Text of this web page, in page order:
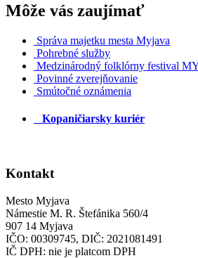
Môže vás zaujímať
Správa majetku mesta Myjava
Pohrebné služby
Medzinárodný folklórny festival
Povinné zverejňovanie
Smútočné oznámenia
Kopaničiarsky kuriér
Kontakt
Mesto Myjava
Námestie M. R. Štefánika 560/4
907 14 Myjava
IČO: 00309745, DIČ: 2021081491
IČ DPH: nie je platcom DPH